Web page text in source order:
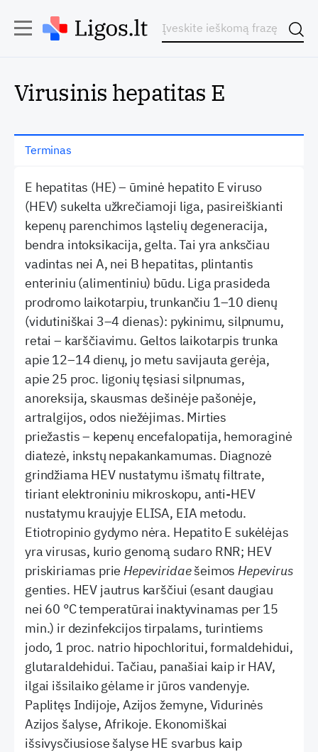
Virusinis hepatitas E
Terminas
E hepatitas (HE) – ūminė hepatito E viruso
(HEV) sukelta užkrečiamoji liga, pasireiškianti
kepenų parenchimos ląstelių degeneracija,
bendra intoksikacija, gelta. Tai yra anksčiau
vadintas nei A, nei B hepatitas, plintantis
enteriniu (alimentiniu) būdu. Liga prasideda
prodromo laikotarpiu, trunkančiu 1–10 dienų
(vidutiniškai 3–4 dienas): pykinimu, silpnumu,
retai – karščiavimu. Geltos laikotarpis trunka
apie 12–14 dienų, jo metu savijauta gerėja,
apie 25 proc. ligonių tęsiasi silpnumas,
anoreksija, skausmas dešinėje pašonėje,
artralgijos, odos niežėjimas. Mirties
priežastis – kepenų encefalopatija, hemoraginė
diatezė, inkstų nepakankamumas. Diagnozė
grindžiama HEV nustatymu išmatų filtrate,
tiriant elektroniniu mikroskopu, anti-HEV
nustatymu kraujyje ELISA, EIA metodu.
Etiotropinio gydymo nėra. Hepatito E sukėlėjas
yra virusas, kurio genomą sudaro RNR; HEV
priskiriamas prieHepeviridaešeimosHepevirus
genties. HEV jautrus karščiui (esant daugiau
nei 60 °C temperatūrai inaktyvinamas per 15
min.) ir dezinfekcijos tirpalams, turintiems
jodo, 1 proc. natrio hipochloritui, formaldehidui,
glutaraldehidui. Tačiau, panašiai kaip ir HAV,
ilgai išsilaiko gėlame ir jūros vandenyje.
Paplitęs Indijoje, Azijos žemyne, Vidurinės
Azijos šalyse, Afrikoje. Ekonomiškai
išsivysčiusiose šalyse HE svarbus kaip